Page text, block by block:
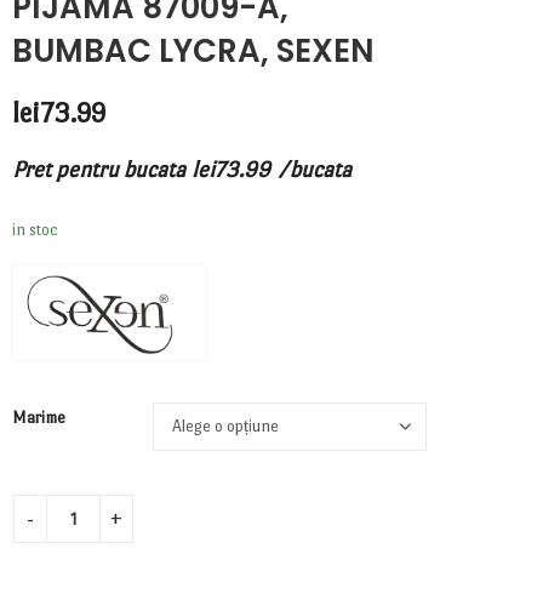
BUMBAC LYCRA, SEXEN
lei73.99
Pret pentru bucata lei73.99 /bucata
in stoc
Marime